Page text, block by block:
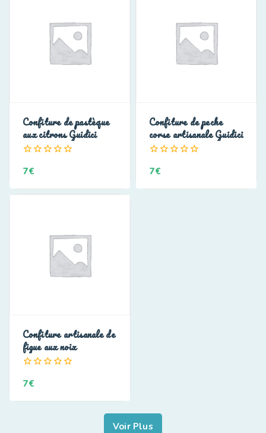
Confiture de pastèque
aux citrons Guidici
de
7€
Confiture de peche
corse artisanale Guidici
de
7€
Confiture artisanale de
figue aux noix
de
7€
Voir Plus